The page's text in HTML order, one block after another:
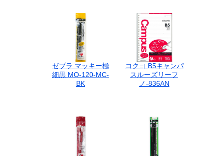
ゼブラ マッキー極
細黒 MO-120-MC-
BK
コクヨ B5キャンパ
スルーズリーフ
ノ-836AN